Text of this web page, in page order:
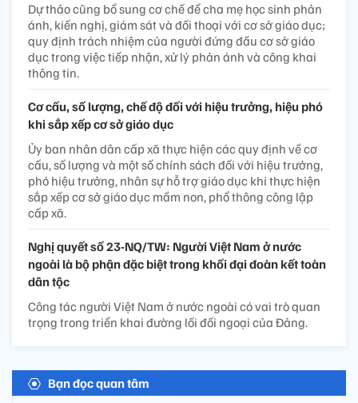
Dự thảo cũng bổ sung cơ chế để cha mẹ học sinh phản
ánh, kiến nghị, giám sát và đối thoại với cơ sở giáo dục;
quy định trách nhiệm của người đứng đầu cơ sở giáo
dục trong việc tiếp nhận, xử lý phản ánh và công khai
thông tin.
Cơ cấu, số lượng, chế độ đối với hiệu trưởng, hiệu phó
khi sắp xếp cơ sở giáo dục
Ủy ban nhân dân cấp xã thực hiện các quy định về cơ
cấu, số lượng và một số chính sách đối với hiệu trưởng,
phó hiệu trưởng, nhân sự hỗ trợ giáo dục khi thực hiện
sắp xếp cơ sở giáo dục mầm non, phổ thông công lập
cấp xã.
Nghị quyết số 23-NQ/TW: Người Việt Nam ở nước
ngoài là bộ phận đặc biệt trong khối đại đoàn kết toàn
dân tộc
Công tác người Việt Nam ở nước ngoài có vai trò quan
trọng trong triển khai đường lối đối ngoại của Đảng.
Bạn đọc quan tâm